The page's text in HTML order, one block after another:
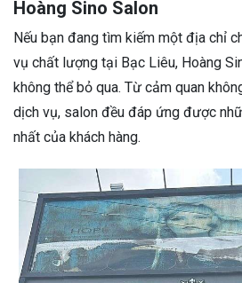
Hoàng Sino Salon
Nếu bạn đang tìm kiếm một địa chỉ
vụ chất lượng tại Bạc Liêu, Hoàng
không thể bỏ qua. Từ cảm quan
dịch vụ, salon đều đáp ứng được
nhất của khách hàng.